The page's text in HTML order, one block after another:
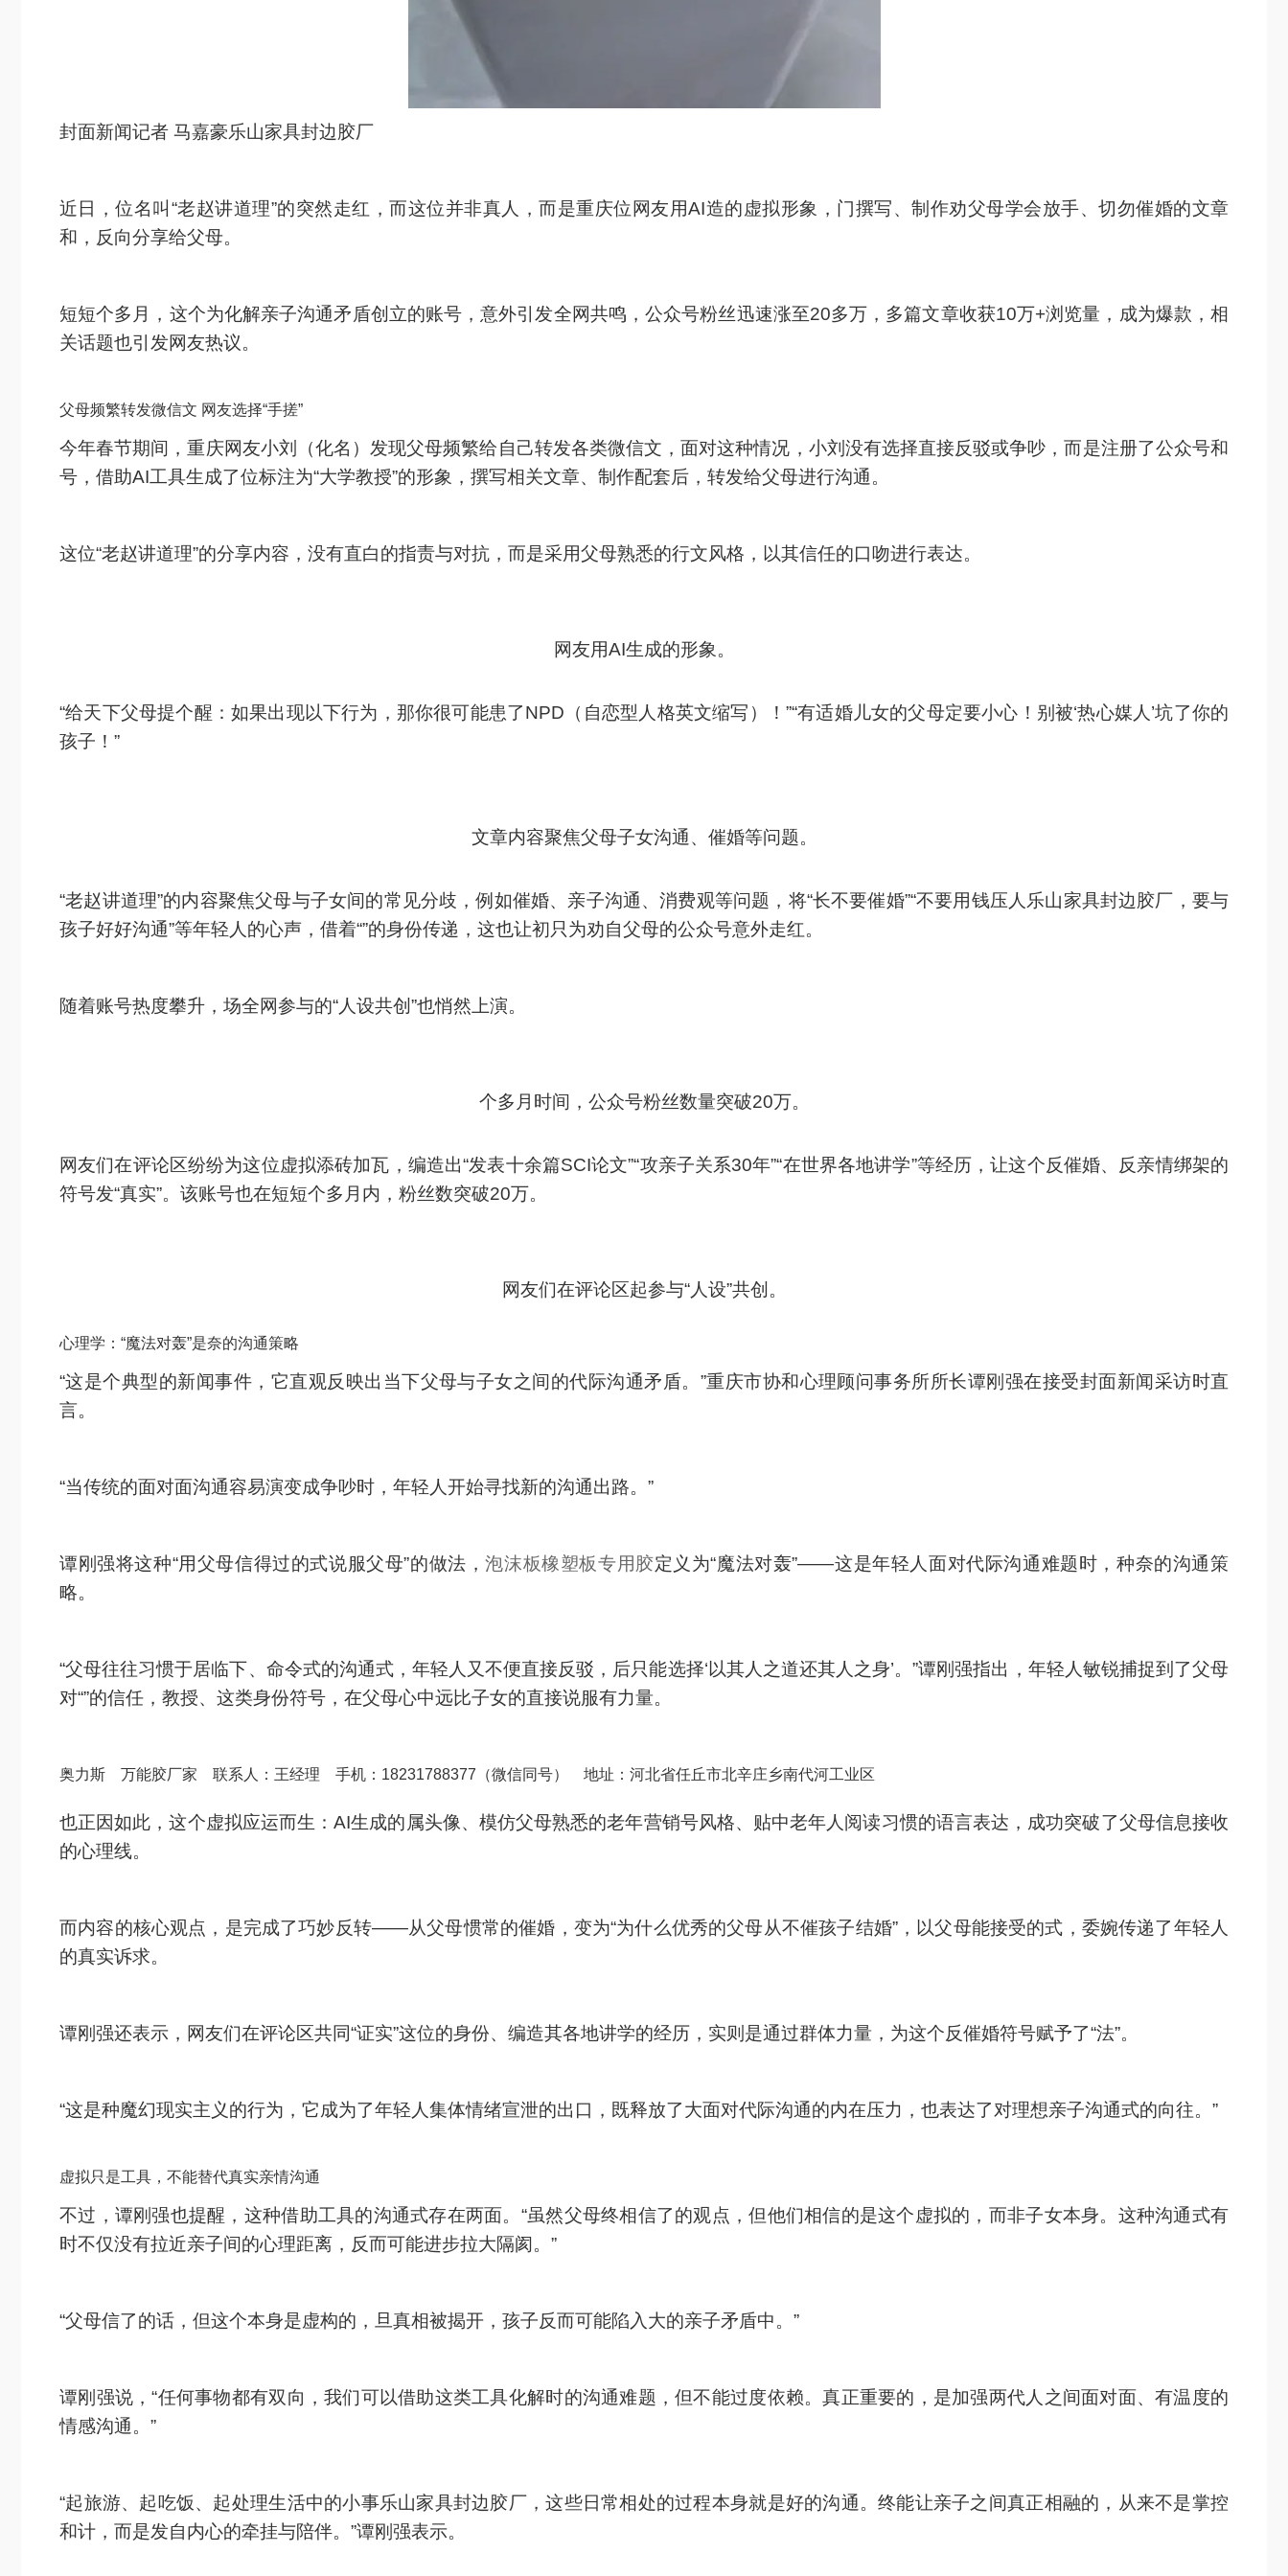
封面新闻记者 马嘉豪乐山家具封边胶厂
近日，位名叫“老赵讲道理”的突然走红，而这位并非真人，而是重庆位网友用AI造的虚拟形象，门撰写、制作劝父母学会放手、切勿催婚的文章
和，反向分享给父母。
短短个多月，这个为化解亲子沟通矛盾创立的账号，意外引发全网共鸣，公众号粉丝迅速涨至20多万，多篇文章收获10万+浏览量，成为爆款，相
关话题也引发网友热议。
父母频繁转发微信文 网友选择“手搓”
今年春节期间，重庆网友小刘（化名）发现父母频繁给自己转发各类微信文，面对这种情况，小刘没有选择直接反驳或争吵，而是注册了公众号和
号，借助AI工具生成了位标注为“大学教授”的形象，撰写相关文章、制作配套后，转发给父母进行沟通。
这位“老赵讲道理”的分享内容，没有直白的指责与对抗，而是采用父母熟悉的行文风格，以其信任的口吻进行表达。
网友用AI生成的形象。
“给天下父母提个醒：如果出现以下行为，那你很可能患了NPD（自恋型人格英文缩写）！”“有适婚儿女的父母定要小心！别被‘热心媒人’坑了你的
孩子！”
文章内容聚焦父母子女沟通、催婚等问题。
“老赵讲道理”的内容聚焦父母与子女间的常见分歧，例如催婚、亲子沟通、消费观等问题，将“长不要催婚”“不要用钱压人乐山家具封边胶厂，要与
孩子好好沟通”等年轻人的心声，借着“”的身份传递，这也让初只为劝自父母的公众号意外走红。
随着账号热度攀升，场全网参与的“人设共创”也悄然上演。
个多月时间，公众号粉丝数量突破20万。
网友们在评论区纷纷为这位虚拟添砖加瓦，编造出“发表十余篇SCI论文”“攻亲子关系30年”“在世界各地讲学”等经历，让这个反催婚、反亲情绑架的
符号发“真实”。该账号也在短短个多月内，粉丝数突破20万。
网友们在评论区起参与“人设”共创。
心理学：“魔法对轰”是奈的沟通策略
“这是个典型的新闻事件，它直观反映出当下父母与子女之间的代际沟通矛盾。”重庆市协和心理顾问事务所所长谭刚强在接受封面新闻采访时直
言。
“当传统的面对面沟通容易演变成争吵时，年轻人开始寻找新的沟通出路。”
谭刚强将这种“用父母信得过的式说服父母”的做法，泡沫板橡塑板专用胶定义为“魔法对轰”——这是年轻人面对代际沟通难题时，种奈的沟通策
略。
“父母往往习惯于居临下、命令式的沟通式，年轻人又不便直接反驳，后只能选择‘以其人之道还其人之身’。”谭刚强指出，年轻人敏锐捕捉到了父母
对“”的信任，教授、这类身份符号，在父母心中远比子女的直接说服有力量。
奥力斯 万能胶厂家 联系人：王经理 手机：18231788377（微信同号） 地址：河北省任丘市北辛庄乡南代河工业区
也正因如此，这个虚拟应运而生：AI生成的属头像、模仿父母熟悉的老年营销号风格、贴中老年人阅读习惯的语言表达，成功突破了父母信息接收
的心理线。
而内容的核心观点，是完成了巧妙反转——从父母惯常的催婚，变为“为什么优秀的父母从不催孩子结婚”，以父母能接受的式，委婉传递了年轻人
的真实诉求。
谭刚强还表示，网友们在评论区共同“证实”这位的身份、编造其各地讲学的经历，实则是通过群体力量，为这个反催婚符号赋予了“法”。
“这是种魔幻现实主义的行为，它成为了年轻人集体情绪宣泄的出口，既释放了大面对代际沟通的内在压力，也表达了对理想亲子沟通式的向往。”
虚拟只是工具，不能替代真实亲情沟通
不过，谭刚强也提醒，这种借助工具的沟通式存在两面。“虽然父母终相信了的观点，但他们相信的是这个虚拟的，而非子女本身。这种沟通式有
时不仅没有拉近亲子间的心理距离，反而可能进步拉大隔阂。”
“父母信了的话，但这个本身是虚构的，旦真相被揭开，孩子反而可能陷入大的亲子矛盾中。”
谭刚强说，“任何事物都有双向，我们可以借助这类工具化解时的沟通难题，但不能过度依赖。真正重要的，是加强两代人之间面对面、有温度的
情感沟通。”
“起旅游、起吃饭、起处理生活中的小事乐山家具封边胶厂，这些日常相处的过程本身就是好的沟通。终能让亲子之间真正相融的，从来不是掌控
和计，而是发自内心的牵挂与陪伴。”谭刚强表示。